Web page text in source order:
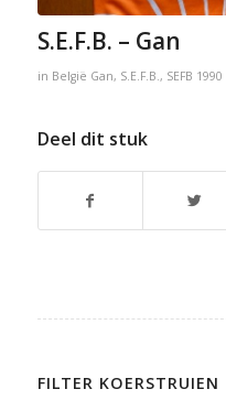
S.E.F.B. – Gan
in België Gan, S.E.F.B., SEFB 1990
Deel dit stuk
FILTER KOERSTRUIEN